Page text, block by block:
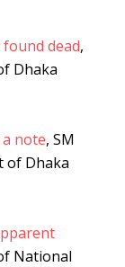
dead,
Dhaka
note, SM
of Dhaka
National